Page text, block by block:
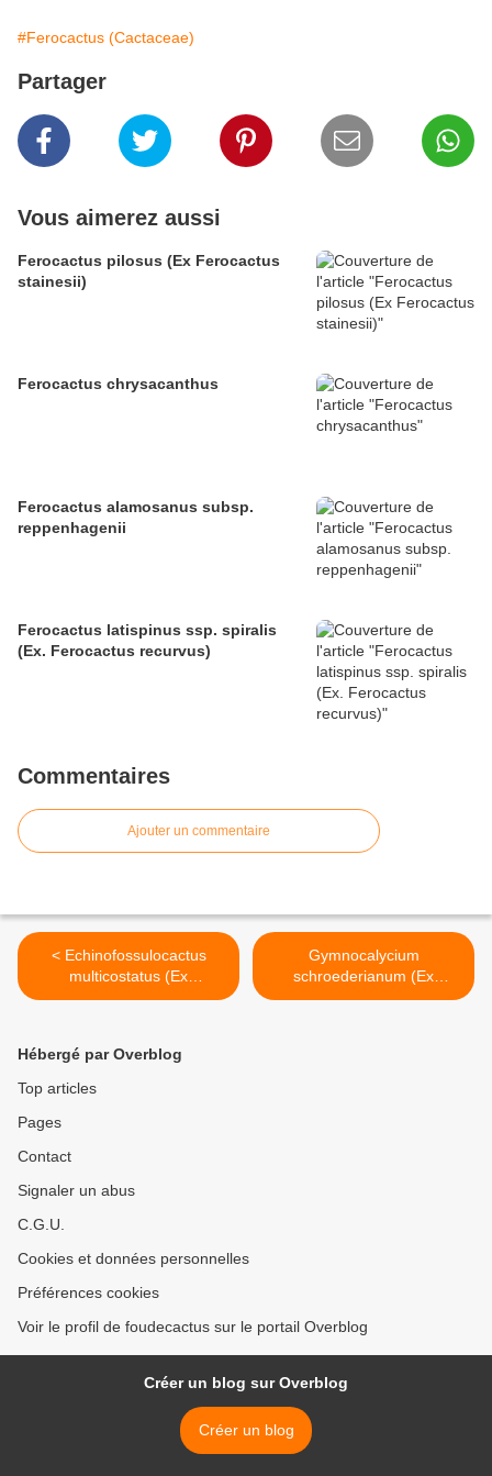
#Ferocactus (Cactaceae)
Partager
Vous aimerez aussi
Ferocactus pilosus (Ex Ferocactus
stainesii)
Ferocactus chrysacanthus
Ferocactus alamosanus subsp.
reppenhagenii
Ferocactus latispinus ssp. spiralis
(Ex. Ferocactus recurvus)
Commentaires
Ajouter un commentaire
< Echinofossulocactus
multicostatus (Ex
Stenocactus
Gymnocalycium
schroederianum (Ex
Gymnocalycium
Hébergé par Overblog
Top articles
Pages
Contact
Signaler un abus
C.G.U.
Cookies et données personnelles
Préférences cookies
Voir le profil de foudecactus sur le portail Overblog
Créer un blog sur Overblog
Créer un blog